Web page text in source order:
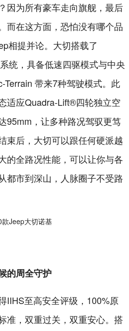
因为所有豪车走向旗舰，最后
而在这方面，恐怕没有哪个品
相提并论。大切搭载了
统，具备低速四驱模式与中央
Terrain 带来7种驾驶模式。此
适应Quadra-Lift®四轮独立空
95mm，让多种路况驾驭更笃
束后，大切可以跟任何硬派越
的全路况性能，可以让你与各
都市到深山，人脉圈子不受路
的周全守护
IIHS至高安全评级，100%原
准，双重过关，双重安心。搭